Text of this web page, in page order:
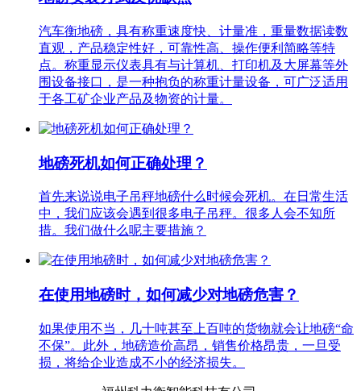
汽车衡地磅，具有称重速度快、计量准，重量数据读数
直观，产品稳定性好，可靠性高、操作便利简略等特
点。称重显示仪表具有与计算机、打印机及大屏幕等外
围设备接口，是一种抱负的称重计量设备，可广泛适用
于各工矿企业产品及物资的计量。
地磅死机如何正确处理？
首先来说说电子吊秤地磅什么时候会死机。在日常生活
中，我们应该会遇到很多电子吊秤。很多人会不知所
措。我们做什么呢主要措施？
在使用地磅时，如何减少对地磅危害？
如果使用不当，几十吨甚至上百吨的货物就会让地磅“命
不保”。此外，地磅造价高昂，销售价格昂贵，一旦受
损，将给企业造成不小的经济损失。